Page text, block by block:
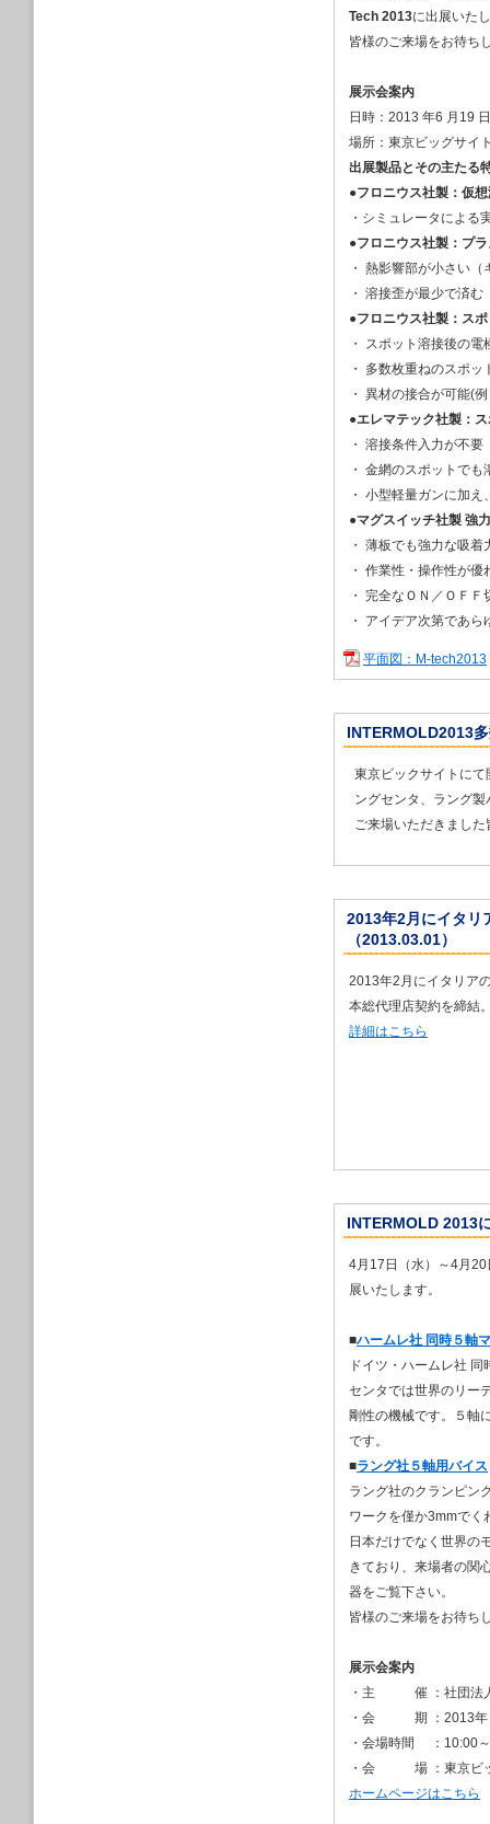
3Dプリンタ
愛知産業は、
不可能を可能に -
愛知産業はアデ
提供します
2020年９月フォ
2020/08/17
９月９日から開
金安専務が特別
2020/08/07
夏季休業のお知
2020/08/01
2020年９月名古
2020/07/17
「パートナーシ
2020/06/03
医療従事者の皆
2020/06/01
日刊工業新聞（
（外部サイトに
2020/05/22
５月27日（水）
2020/05/01
臨時休業（５月
2020/05/01
名古屋次世代3D
2020/04/08
臨時休業（４月
新型コロナウィ
名古屋次世代3D
2020/03/11
弊社の『 磁気駆
選ばれました
→日本溶接協会
2020/03/05
４月15日から開
専務が特別講演
→特別講演のプ
2020/02/23
2020年４月名古
出展します
2020/01/21
２月26日（水）
２回次世代3Dプ
2019/12/26
全社員を対象と
工業技術見本市
2019/12/21
国際ロボット展
ございました
年末年始休暇のお
2019/12/09
金属3Dセミナー
2019/11/29
12月18日から東
ッチ社のワーク
2019/10/05
2019/10/28
先週名古屋で開
にご来場頂き有
会期中に頂きま
2019/10/23
多軸自動旋盤の
2019/09/30
Tech 2013に出展いた
皆様のご来場をお待ち
展示会案内
日時：2013 年6 月19
場所：東京ビッグサイ
出展製品とその主たる
●フロニウス社製：仮
・シミュレータによる
●フロニウス社製：プ
・ 熱影響部が小さい
・ 溶接歪が最少で済む
●フロニウス社製：ス
・ スポット溶接後の電
・ 多数枚重ねのスポッ
・ 異材の接合が可能(
●エレマテック社製：
・ 溶接条件入力が不要
・ 金網のスポットで
・ 小型軽量ガンに加
●マグスイッチ社製 強
・ 薄板でも強力な吸着
・ 作業性・操作性が優
・ 完全なＯＮ／ＯＦ
・ アイデア次第であ
平面図：M-tech2013
INTERMOLD2013
東京ビックサイトに
ングセンタ、ラング
ご来場いただきまし
2013年2月にイタ
（2013.03.01）
2013年2月にイタリア
本総代理店契約を締結
詳細はこちら
INTERMOLD 2013
4月17日（水）～4月
展いたします。
■ハームレ社 同時５軸
ドイツ・ハームレ社
センタでは世界のリー
剛性の機械です。５軸
です。
■ラング社５軸用バイス
ラング社のクランピン
ワークを僅か3mmでく
日本だけでなく世界の
きており、来場者の関
器をご覧下さい。
皆様のご来場をお待ち
展示会案内
・主 催 ：社団法
・会 期 ：2013年４
・会場時間 ：10:00
・会 場 ：東京ビ
ホームページはこちら